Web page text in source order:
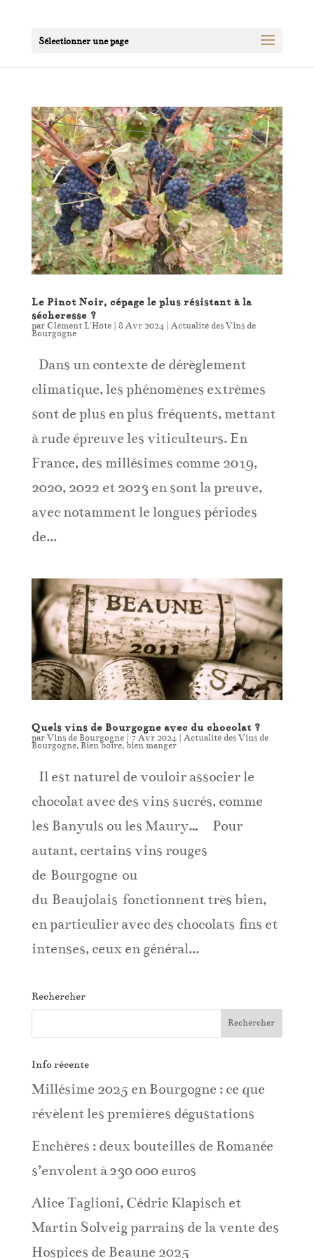
Sélectionner une page
Le Pinot Noir, cépage le plus résistant à la
sécheresse ?
parClément L'Hôte| 8 Avr 2024| Actualité des Vins de
Bourgogne
Dans un contexte de dérèglement
climatique, les phénomènes extrêmes
sont de plus en plus fréquents, mettant
à rude épreuve les viticulteurs. En
France, des millésimes comme 2019,
2020, 2022 et 2023 en sont la preuve,
avec notamment le longues périodes
de...
Quels vins de Bourgogne avec du chocolat ?
parVins de Bourgogne| 7 Avr 2024| Actualité des Vins de
Bourgogne,Bien boire, bien manger
Il est naturel de vouloir associer le
chocolat avec des vins sucrés, comme
les Banyuls ou les Maury… Pour
autant, certains vins rouges
de Bourgogne ou
du Beaujolais fonctionnent très bien,
en particulier avec des chocolats fins et
intenses, ceux en général...
Rechercher
Info récente
Millésime 2025 en Bourgogne : ce que
révèlent les premières dégustations
Enchères : deux bouteilles de Romanée
s’envolent à 230 000 euros
Alice Taglioni, Cédric Klapisch et
Martin Solveig parrains de la vente des
Hospices de Beaune 2025